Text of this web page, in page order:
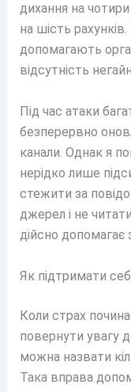
дихання на
на шість
допомагають
відсутність
Під час атаки
безперервно
канали. Однак я
нерідко лише
стежити за
джерел і не
дійсно
Як підтримати
Коли страх
повернути увагу
можна назвати
Така вправа